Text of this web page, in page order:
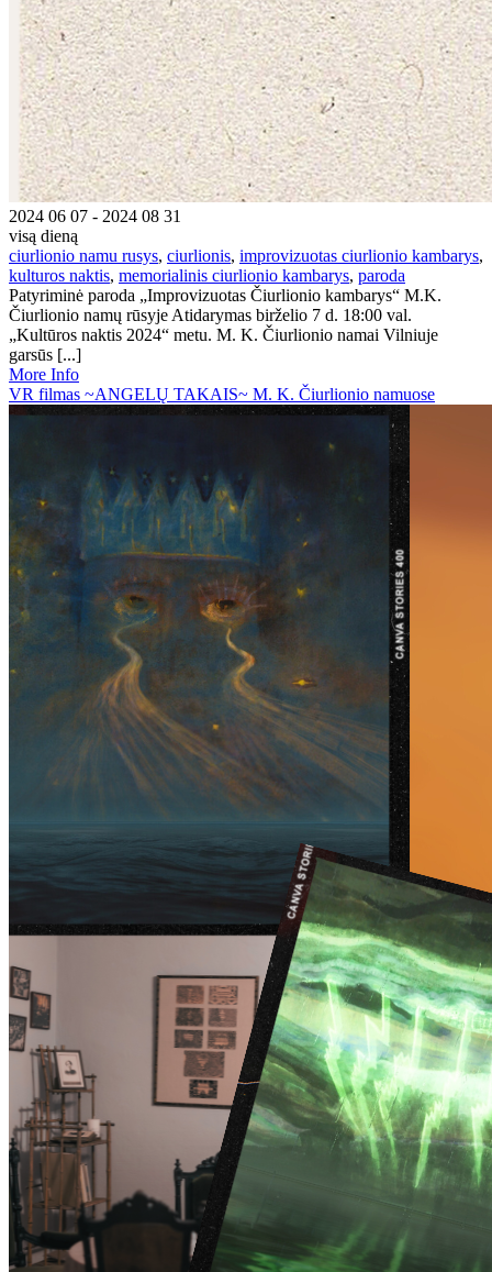
2024 06 07 - 2024 08 31
visą dieną
ciurlionio namu rusys, ciurlionis, improvizuotas ciurlionio kambarys,
kulturos naktis, memorialinis ciurlionio kambarys, paroda
Patyriminė paroda „Improvizuotas Čiurlionio kambarys“ M.K.
Čiurlionio namų rūsyje Atidarymas birželio 7 d. 18:00 val.
„Kultūros naktis 2024“ metu. M. K. Čiurlionio namai Vilniuje
garsūs [...]
More Info
VR filmas ~ANGELŲ TAKAIS~ M. K. Čiurlionio namuose